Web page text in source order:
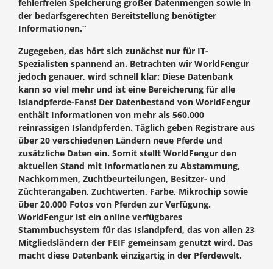
fehlerfreien Speicherung großer Datenmengen sowie in
der bedarfsgerechten Bereitstellung benötigter
Informationen.“
Zugegeben, das hört sich zunächst nur für IT-
Spezialisten spannend an. Betrachten wir WorldFengur
jedoch genauer, wird schnell klar: Diese Datenbank
kann so viel mehr und ist eine Bereicherung für alle
Islandpferde-Fans! Der Datenbestand von WorldFengur
enthält Informationen von mehr als 560.000
reinrassigen Islandpferden. Täglich geben Registrare aus
über 20 verschiedenen Ländern neue Pferde und
zusätzliche Daten ein. Somit stellt WorldFengur den
aktuellen Stand mit Informationen zu Abstammung,
Nachkommen, Zuchtbeurteilungen, Besitzer- und
Züchterangaben, Zuchtwerten, Farbe, Mikrochip sowie
über 20.000 Fotos von Pferden zur Verfügung.
WorldFengur ist ein online verfügbares
Stammbuchsystem für das Islandpferd, das von allen 23
Mitgliedsländern der FEIF gemeinsam genutzt wird. Das
macht diese Datenbank einzigartig in der Pferdewelt.